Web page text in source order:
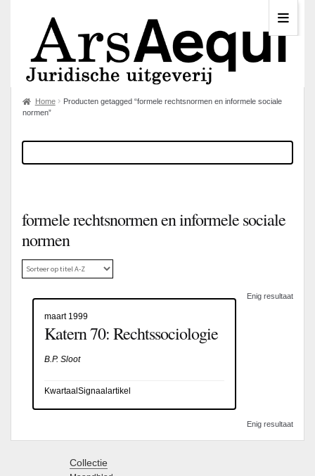
Home
Producten getagged “formele rechtsnormen en informele sociale
normen”
formele rechtsnormen en informele sociale
normen
Enig resultaat
maart 1999
Katern 70: Rechtssociologie
B.P. Sloot
KwartaalSignaalartikel
Enig resultaat
Collectie